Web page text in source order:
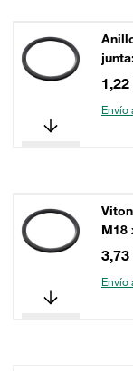
Envío
M18
3,73
Envío